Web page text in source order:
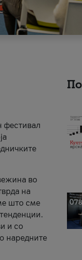
фестивал
во
на
што сме
и со
наредните